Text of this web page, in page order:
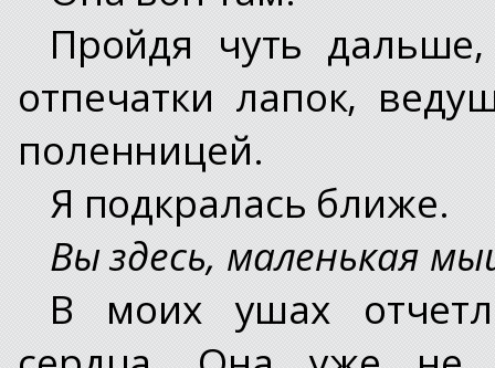
Пройдя чуть
отпечатки лапок,
поленницей.
Я подкралась ближе.
Вы здесь, маленькая
В моих ушах